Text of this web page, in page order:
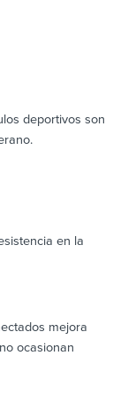
deportivos son
en la
mejora
no ocasionan